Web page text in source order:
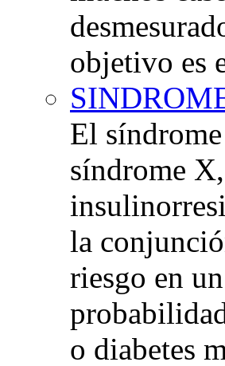
objetivo
El
síndrome
la
riesgo en
o diabetes